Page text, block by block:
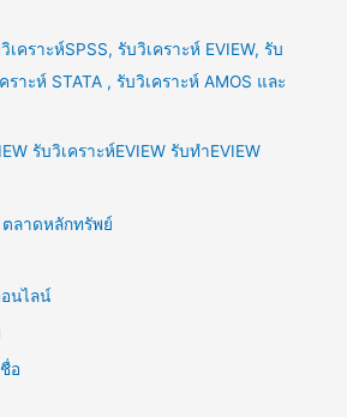
คราะห์SPSS, รับวิเคราะห์ EVIEW, รับ
ราะห์ STATA , รับวิเคราะห์ AMOS และ
รับวิเคราะห์EVIEW รับทำEVIEW
ตลาดหลักทรัพย์
นไลน์
อ